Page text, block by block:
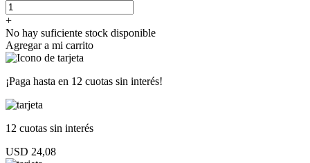
+
No hay suficiente stock disponible
Agregar a mi carrito
¡Paga hasta en 12 cuotas sin interés!
12 cuotas sin interés
USD 24,08